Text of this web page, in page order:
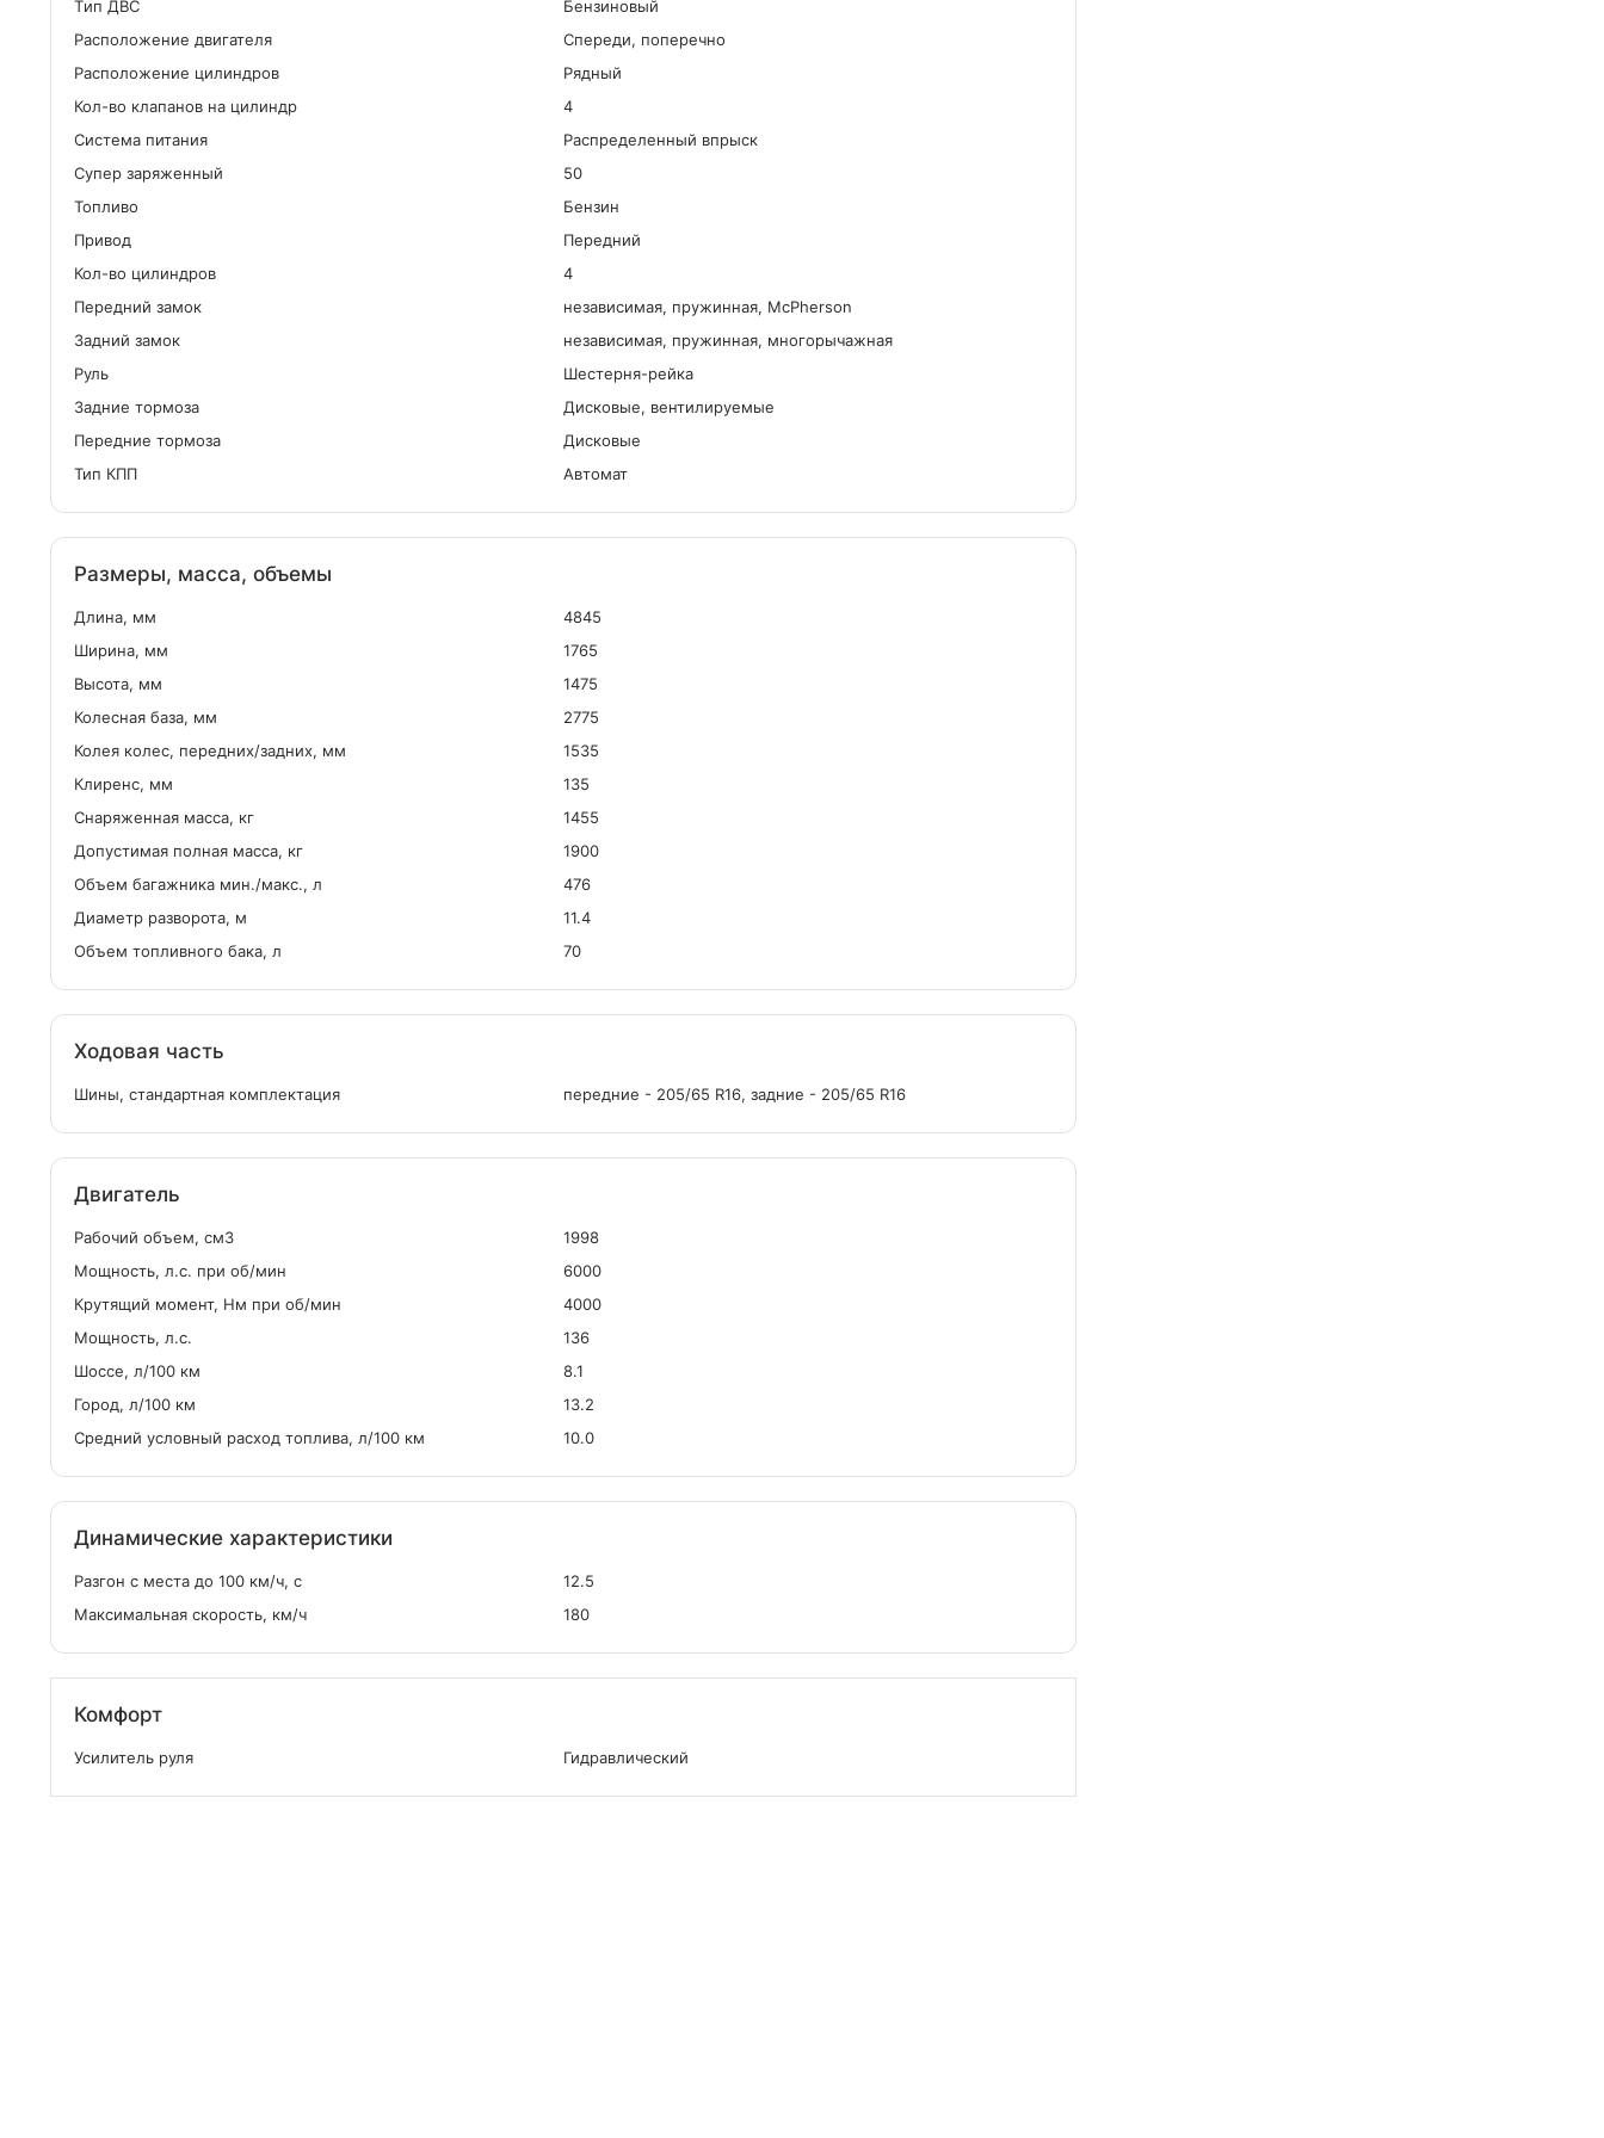
Tип ДВС
Бензиновый
Расположение двигателя
Спереди, поперечно
Расположение цилиндров
Рядный
Кол-во клапанов на цилиндр
4
Система питания
Распределенный впрыск
Cупер заряженный
50
Топливо
Бензин
Привод
Передний
Кол-во цилиндров
4
Передний замок
независимая, пружинная, McPherson
Задний замок
независимая, пружинная, многорычажная
Руль
Шестерня-рейка
Задние тормоза
Дисковые, вентилируемые
Передние тормоза
Дисковые
Тип КПП
Автомат
Размеры, масса, объемы
Длина, мм
4845
Ширина, мм
1765
Высота, мм
1475
Колесная база, мм
2775
Колея колес, передних/задних, мм
1535
Клиренс, мм
135
Снаряженная масса, кг
1455
Допустимая полная масса, кг
1900
Объем багажника мин./макс., л
476
Диаметр разворота, м
11.4
Объем топливного бака, л
70
Ходовая часть
Шины, стандартная комплектация передние - 205/65 R16, задние - 205/65 R16
Двигатель
Рабочий объем, см3
1998
Мощность, л.с. при об/мин
6000
Крутящий момент, Нм при об/мин
4000
Мощность, л.с.
136
Шоссе, л/100 км
8.1
Город, л/100 км
13.2
Средний условный расход топлива, л/100 км
10.0
Динамические характеристики
Разгон с места до 100 км/ч, с
12.5
Максимальная скорость, км/ч
180
Комфорт
Усилитель руля Гидравлический